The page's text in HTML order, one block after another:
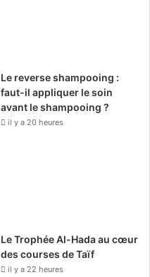
a
m
Le reverse shampooing :
faut-il appliquer le soin
avant le shampooing ?
il y a 20 heures
Le Trophée Al-Hada au cœur
des courses de Taïf
il y a 22 heures